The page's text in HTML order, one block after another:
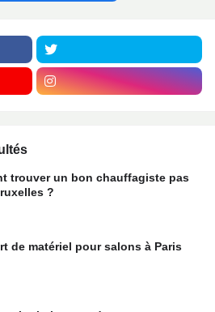
trouver un bon chauffagiste pas
?
de matériel pour salons à Paris